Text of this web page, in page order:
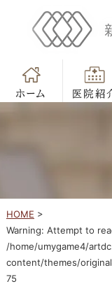
HOME >
Warning: Attempt to
/home/umygame4/
content/themes/
75